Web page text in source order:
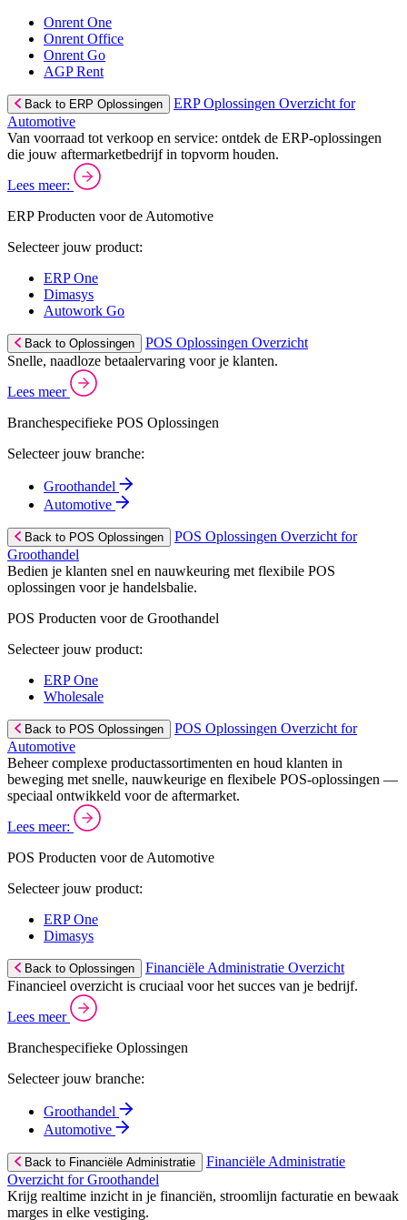
Onrent One
Onrent Office
Onrent Go
AGP Rent
Back to ERP Oplossingen
ERP Oplossingen Overzicht for
Automotive
Van voorraad tot verkoop en service: ontdek de ERP-oplossingen
die jouw aftermarketbedrijf in topvorm houden.
Lees meer:
ERP Producten voor de Automotive
Selecteer jouw product:
ERP One
Dimasys
Autowork Go
Back to Oplossingen
POS Oplossingen Overzicht
Snelle, naadloze betaalervaring voor je klanten.
Lees meer
Branchespecifieke POS Oplossingen
Selecteer jouw branche:
Groothandel
Automotive
Back to POS Oplossingen
POS Oplossingen Overzicht for
Groothandel
Bedien je klanten snel en nauwkeuring met flexibile POS
oplossingen voor je handelsbalie.
POS Producten voor de Groothandel
Selecteer jouw product:
ERP One
Wholesale
Back to POS Oplossingen
POS Oplossingen Overzicht for
Automotive
Beheer complexe productassortimenten en houd klanten in
beweging met snelle, nauwkeurige en flexibele POS-oplossingen —
speciaal ontwikkeld voor de aftermarket.
Lees meer:
POS Producten voor de Automotive
Selecteer jouw product:
ERP One
Dimasys
Back to Oplossingen
Financiële Administratie Overzicht
Financieel overzicht is cruciaal voor het succes van je bedrijf.
Lees meer
Branchespecifieke Oplossingen
Selecteer jouw branche:
Groothandel
Automotive
Back to Financiële Administratie
Financiële Administratie
Overzicht for Groothandel
Krijg realtime inzicht in je financiën, stroomlijn facturatie en bewaak
marges in elke vestiging.